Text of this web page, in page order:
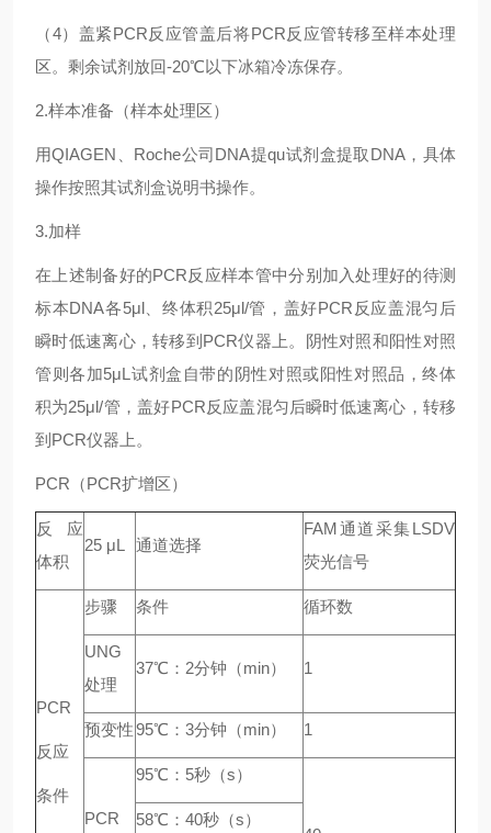
（4）盖紧PCR反应管盖后将PCR反应管转移至样本处理
区。剩余试剂放回-20℃以下冰箱冷冻保存。
2.样本准备（样本处理区）
用QIAGEN、Roche公司DNA提qu试剂盒提取DNA，具体
操作按照其试剂盒说明书操作。
3.加样
在上述制备好的PCR反应样本管中分别加入处理好的待测
标本DNA各5μl、终体积25μl/管，盖好PCR反应盖混匀后
瞬时低速离心，转移到PCR仪器上。阴性对照和阳性对照
管则各加5μL试剂盒自带的阴性对照或阳性对照品，终体
积为25μl/管，盖好PCR反应盖混匀后瞬时低速离心，转移
到PCR仪器上。
PCR（PCR扩增区）
反应
体积
25 μL 通道选择
FAM通道采集LSDV
荧光信号
PCR
反应
条件
步骤 条件 循环数
UNG
处理
37℃：2分钟（min） 1
预变性95℃：3分钟（min） 1
PCR
95℃：5秒（s）
58℃：40秒（s）